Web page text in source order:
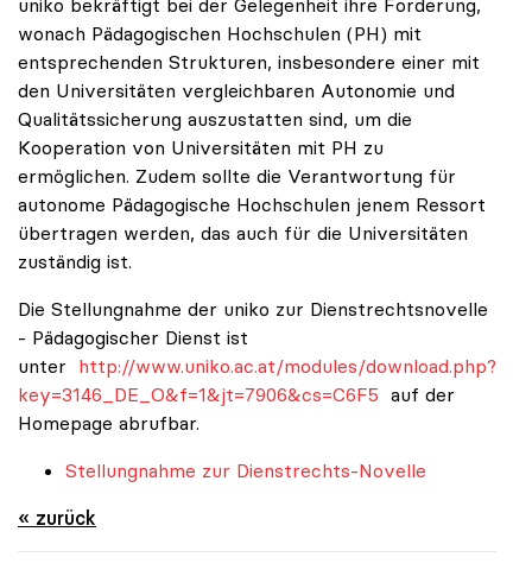
wonach Pädagogischen Hochschulen (PH) mit
entsprechenden Strukturen, insbesondere einer mit
den Universitäten vergleichbaren Autonomie und
Qualitätssicherung auszustatten sind, um die
Kooperation von Universitäten mit PH zu
ermöglichen. Zudem sollte die Verantwortung für
autonome Pädagogische Hochschulen jenem Ressort
übertragen werden, das auch für die Universitäten
zuständig ist.
Die Stellungnahme der uniko zur Dienstrechtsnovelle
- Pädagogischer Dienst ist
unter http://www.uniko.ac.at/modules/download.php?
key=3146_DE_O&f=1&jt=7906&cs=C6F5 auf der
Homepage abrufbar.
Stellungnahme zur Dienstrechts-Novelle
« zurück